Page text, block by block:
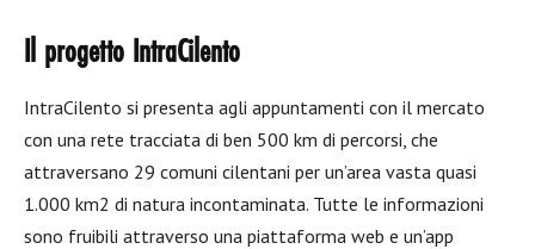
Il progetto IntraCilento
IntraCilento si presenta agli appuntamenti con il mercato
con una rete tracciata di ben 500 km di percorsi, che
attraversano 29 comuni cilentani per un’area vasta quasi
1.000 km2 di natura incontaminata. Tutte le informazioni
sono fruibili attraverso una piattaforma web e un’app